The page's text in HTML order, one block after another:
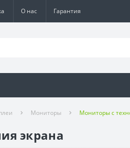
О нас Гарантия
Мониторы Мониторы с
экрана